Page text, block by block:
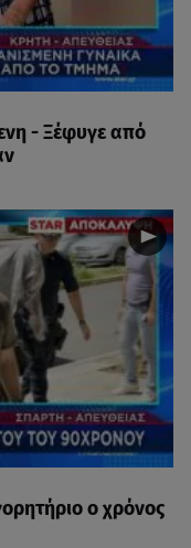
- Ξέφυγε από
ο χρόνος